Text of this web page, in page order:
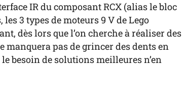
IR du composant RCX (alias le bloc
3 types de moteurs 9 V de Lego
dès lors que l’on cherche à réaliser des
pas de grincer des dents en
besoin de solutions meilleures n’en